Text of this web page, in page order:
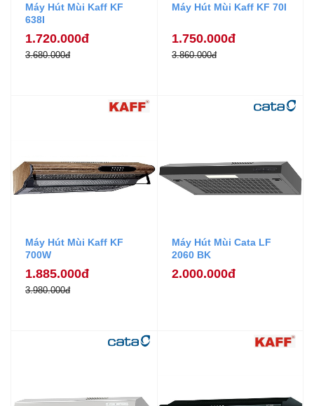
Máy Hút Mùi Kaff KF
638I
1.720.000đ
3.680.000đ
Máy Hút Mùi Kaff KF 70I
1.750.000đ
3.860.000đ
Máy Hút Mùi Kaff KF
700W
1.885.000đ
3.980.000đ
Máy Hút Mùi Cata LF
2060 BK
2.000.000đ